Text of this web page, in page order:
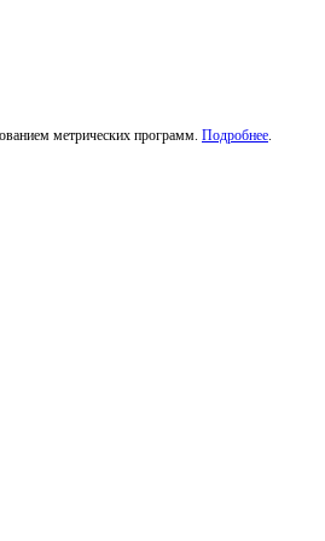
метрических программ. Подробнее.